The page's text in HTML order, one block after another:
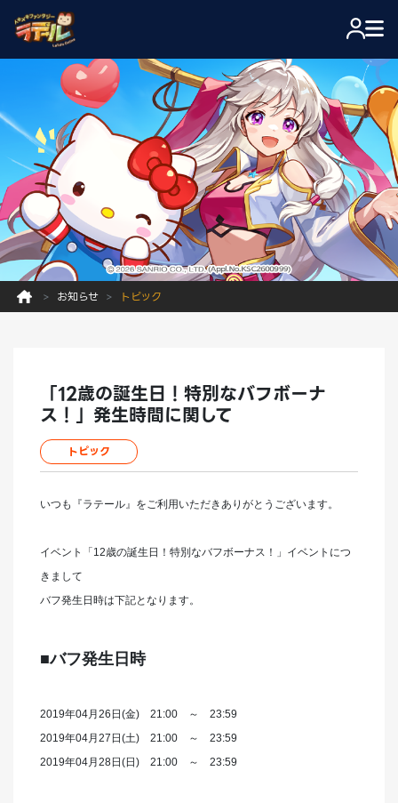
お知らせ トピック
「12歳の誕生日！特別なバフボーナ
ス！」発生時間に関して
トピック
いつも『ラテール』をご利用いただきありがとうございます。
イベント「12歳の誕生日！特別なバフボーナス！」イベントにつ
きまして
バフ発生日時は下記となります。
■バフ発生日時
2019年04月26日(金) 21:00 ～ 23:59
2019年04月27日(土) 21:00 ～ 23:59
2019年04月28日(日) 21:00 ～ 23:59